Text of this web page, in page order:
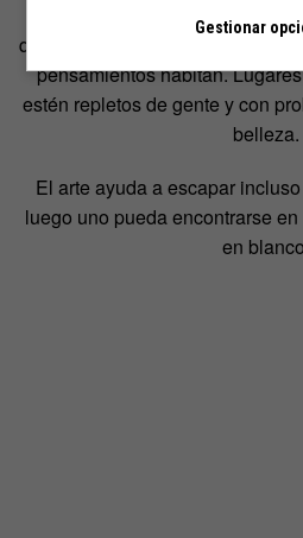
Tolman no quiere
que sus dibujos son en buena
pensamientos habitan.
estén repletos de gente y con
belleza.
El arte ayuda a escapar
luego uno pueda encontrarse
en
Gestionar